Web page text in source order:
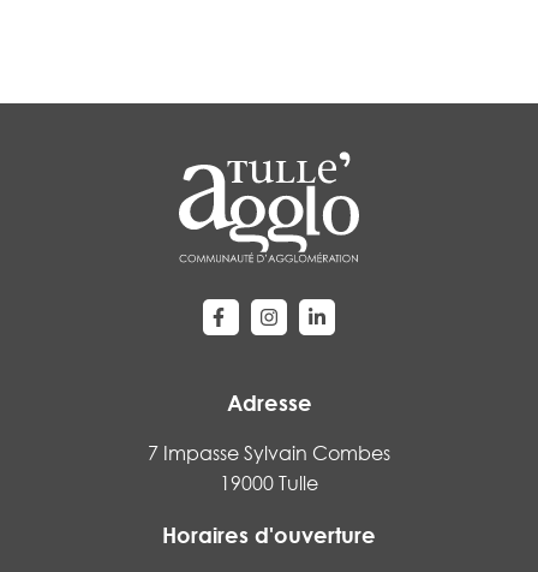
Lien vers le compte Facebook
Lien vers le compte Instagram
Lien vers le compte
Adresse
7 Impasse Sylvain Combes
19000 Tulle
Horaires d'ouverture